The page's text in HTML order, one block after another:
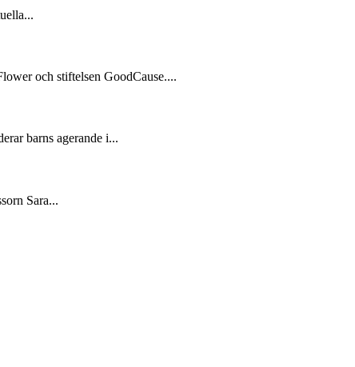
och stiftelsen GoodCause....
barns agerande i...
Sara...